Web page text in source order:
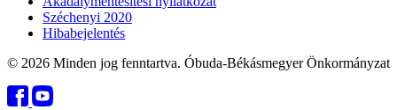
Széchenyi 2020
Hibabejelentés
© 2026 Minden jog fenntartva. Óbuda-Békásmegyer Önkormányzat